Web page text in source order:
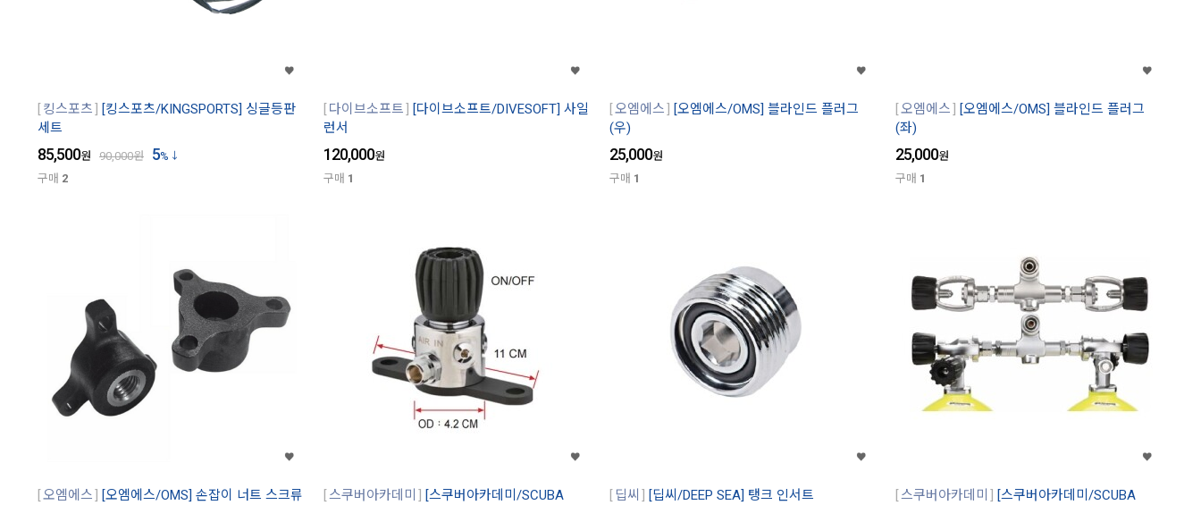
킹스포츠
[킹스포츠/KINGSPORTS] 싱글등판
세트
85,500원 90,000원 5%
구매 2
다이브소프트
[다이브소프트/DIVESOFT] 사일
런서
120,000원
구매 1
오엠에스
[오엠에스/OMS] 블라인드 플러그
(우)
25,000원
구매 1
오엠에스
[오엠에스/OMS] 블라인드 플러그
(좌)
25,000원
구매 1
오엠에스
[오엠에스/OMS] 손잡이 너트 스크류
스쿠버아카데미
[스쿠버아카데미/SCUBA
딥씨 [딥씨/DEEP SEA] 탱크 인서트 스쿠버아카데미
[스쿠버아카데미/SCUBA